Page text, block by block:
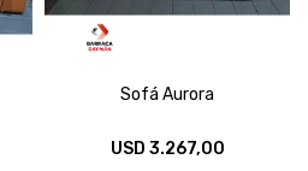
Sofá Aurora
USD 3.267,00